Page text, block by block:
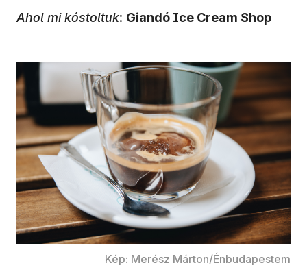
Ahol mi kóstoltuk: Giandó Ice Cream Shop
Kép: Merész Márton/Énbudapestem